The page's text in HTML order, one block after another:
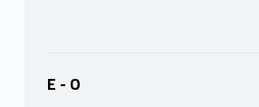
rischi. Struttura temporale dello
E - O